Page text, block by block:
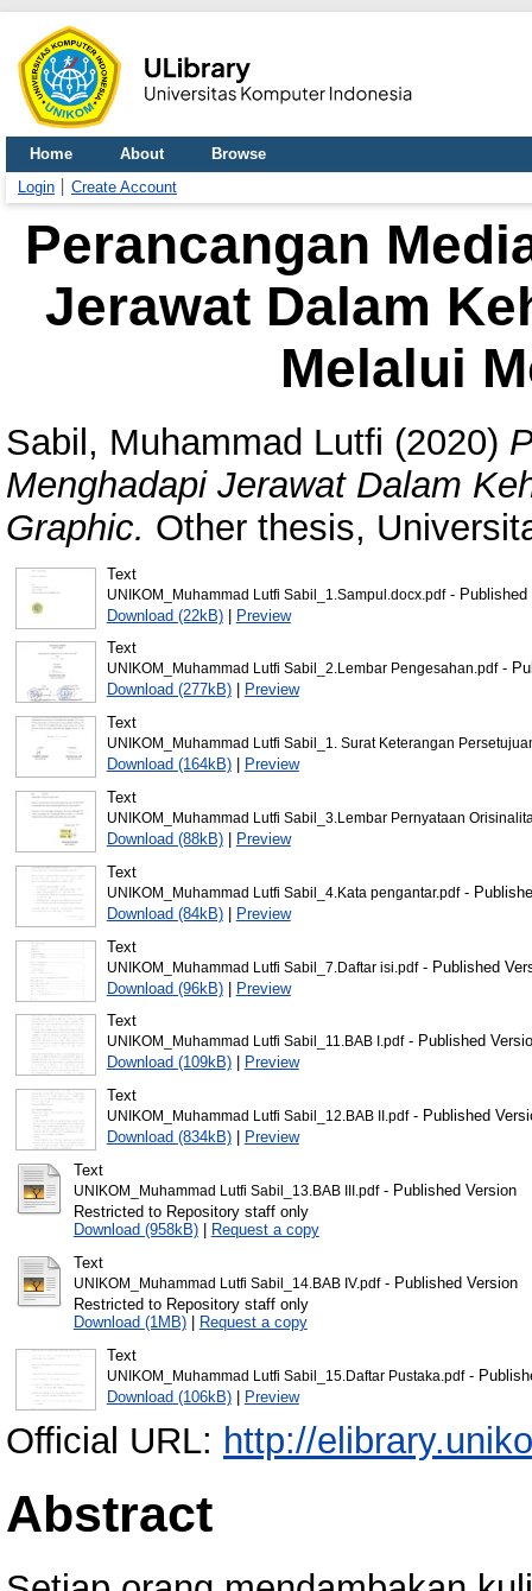
Home About
Browse
Login
Create Account
Perancangan
Jerawat Dalam
Melalui
Sabil, Muhammad Lutfi (2020)
Menghadapi Jerawat Dalam
Graphic. Other thesis,
Text
UNIKOM_Muhammad Lutfi Sabil_1.Sampul.docx.pdf- Published
Download (22kB)| Preview
Text
UNIKOM_Muhammad Lutfi Sabil_2.Lembar Pengesahan.pdf-
Download (277kB)|
Preview
Text
UNIKOM_Muhammad Lutfi Sabil_1. Surat Keterangan
Download (164kB)|
Preview
Text
UNIKOM_Muhammad Lutfi Sabil_3.Lembar Pernyataan
Download (88kB)|
Preview
Text
UNIKOM_Muhammad Lutfi Sabil_4.Kata pengantar.pdf-
Download (84kB)|
Preview
Text
UNIKOM_Muhammad Lutfi Sabil_7.Daftar isi.pdf- Published
Download (96kB)| Preview
Text
UNIKOM_Muhammad Lutfi Sabil_11.BAB I.pdf- Published
Download (109kB)|
Preview
Text
UNIKOM_Muhammad Lutfi Sabil_12.BAB II.pdf- Published
Download (834kB)|
Preview
Text
UNIKOM_Muhammad Lutfi Sabil_13.BAB III.pdf- Published Version
Restricted to Repository staff only
Download (958kB)|
Request a copy
Text
UNIKOM_Muhammad Lutfi Sabil_14.BAB IV.pdf- Published Version
Restricted to Repository staff only
Download (1MB)|
Request a copy
Text
UNIKOM_Muhammad Lutfi Sabil_15.Daftar Pustaka.pdf-
Download (106kB)| Preview
Official URL: http://
Abstract